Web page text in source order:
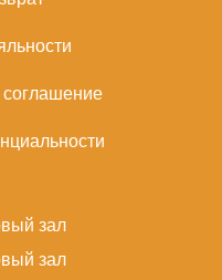
соглашение
зал
зал